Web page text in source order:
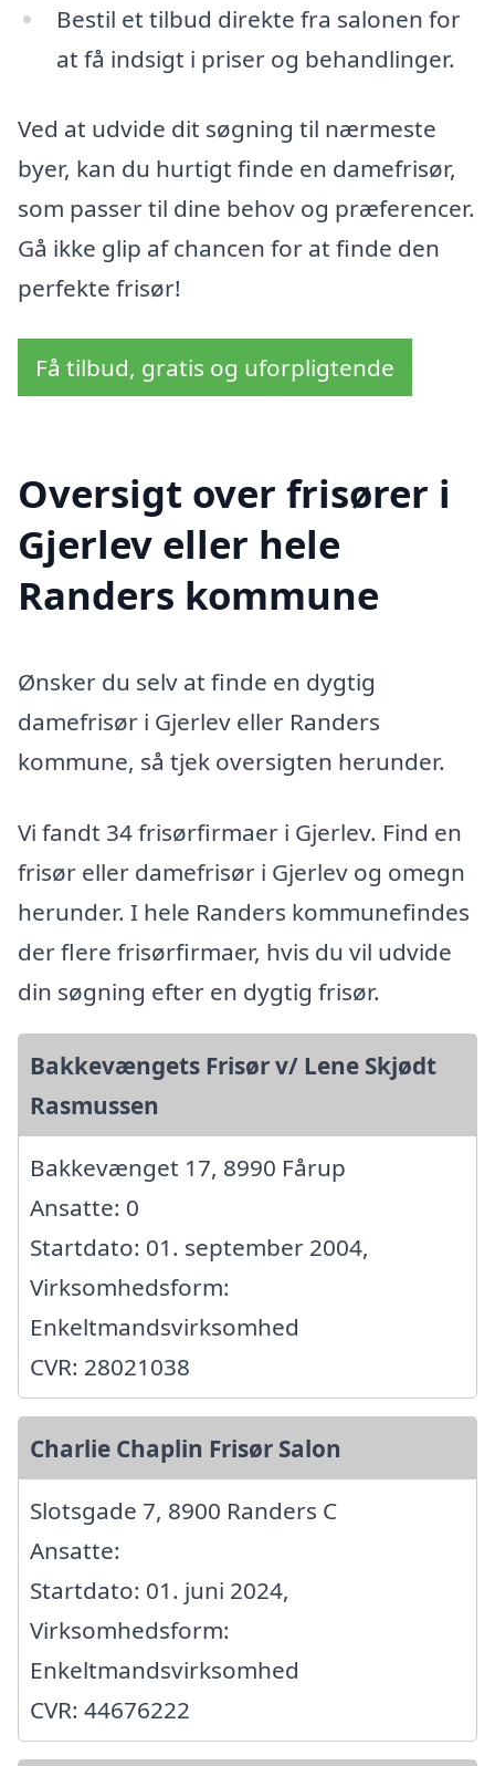
Bestil et tilbud direkte fra salonen for
at få indsigt i priser og behandlinger.
Ved at udvide dit søgning til nærmeste
byer, kan du hurtigt finde en damefrisør,
som passer til dine behov og præferencer.
Gå ikke glip af chancen for at finde den
perfekte frisør!
Få tilbud, gratis og uforpligtende
Oversigt over frisører i
Gjerlev eller hele
Randers kommune
Ønsker du selv at finde en dygtig
damefrisør i Gjerlev eller Randers
kommune, så tjek oversigten herunder.
Vi fandt 34 frisørfirmaer i Gjerlev. Find en
frisør eller damefrisør i Gjerlev og omegn
herunder. I hele Randers kommunefindes
der flere frisørfirmaer, hvis du vil udvide
din søgning efter en dygtig frisør.
Bakkevængets Frisør v/ Lene Skjødt
Rasmussen
Bakkevænget 17, 8990 Fårup
Ansatte: 0
Startdato: 01. september 2004,
Virksomhedsform:
Enkeltmandsvirksomhed
CVR: 28021038
Charlie Chaplin Frisør Salon
Slotsgade 7, 8900 Randers C
Ansatte:
Startdato: 01. juni 2024,
Virksomhedsform:
Enkeltmandsvirksomhed
CVR: 44676222